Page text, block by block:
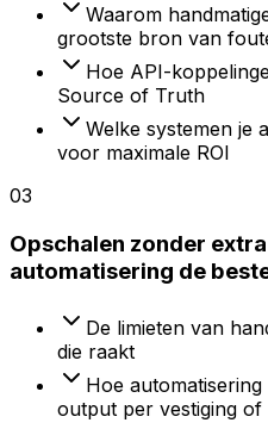
Waarom
grootste bron van
Hoe API-
Source of Truth
Welke systemen je
voor maximale ROI
03
Opschalen zonder
automatisering de
De limieten van
die raakt
Hoe
output per vestiging of